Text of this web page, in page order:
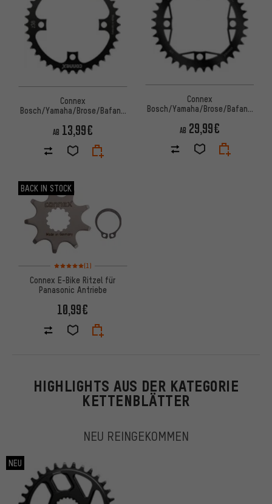
Connex
Bosch/Yamaha/Brose/Bafang
AB 13,99€
Connex
Bosch/Yamaha/Brose/Bafang
Kettenblatt
AB 29,99€
BACK IN STOCK
Bewertungen: 5 von 5 basierend auf 1 Bewertungen
(1)
Connex E-Bike Ritzel für
Panasonic Antriebe
10,99€
HIGHLIGHTS AUS DER KATEGORIE
KETTENBLÄTTER
NEU REINGEKOMMEN
NEU